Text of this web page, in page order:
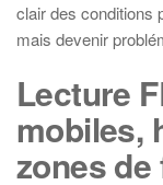
clair des conditions
mais devenir
Lecture
mobiles,
zones